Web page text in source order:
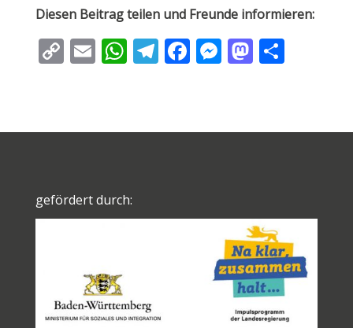
Diesen Beitrag teilen und Freunde informieren:
C
y
k
E
l
W
s
p
T
gr
F
b
M
e
M
d
T
n
gefördert durch: